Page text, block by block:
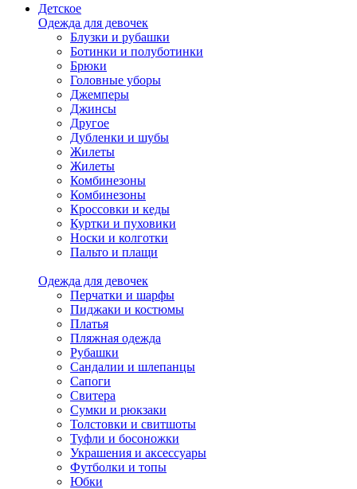
Детское
Одежда для девочек
Блузки и рубашки
Ботинки и полуботинки
Брюки
Головные уборы
Джемперы
Джинсы
Другое
Дубленки и шубы
Жилеты
Жилеты
Комбинезоны
Комбинезоны
Кроссовки и кеды
Куртки и пуховики
Носки и колготки
Пальто и плащи
Одежда для девочек
Перчатки и шарфы
Пиджаки и костюмы
Платья
Пляжная одежда
Рубашки
Сандалии и шлепанцы
Сапоги
Свитера
Сумки и рюкзаки
Толстовки и свитшоты
Туфли и босоножки
Украшения и аксессуары
Футболки и топы
Юбки